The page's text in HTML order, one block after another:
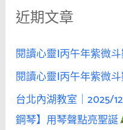
字
近期文章
閱讀心靈|丙午年紫微
閱讀心靈|丙午年紫微
台北內湖教室｜2025/
鋼琴】用琴聲點亮聖誕